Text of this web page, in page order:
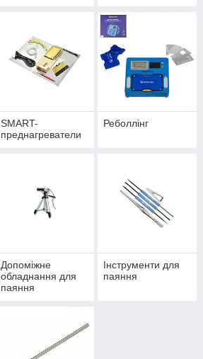
SMART-
преднагреватели
Реболлінг
Допоміжне
обладнання для
паяння
Інструменти для
паяння